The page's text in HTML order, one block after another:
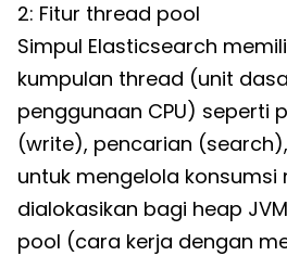
2: Fitur thread pool
Simpul Elasticsearch
kumpulan thread (unit
penggunaan CPU) seperti
(write), pencarian
untuk mengelola konsumsi
dialokasikan bagi heap
pool (cara kerja dengan